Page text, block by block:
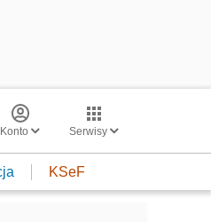
Konto Serwisy
KSeF